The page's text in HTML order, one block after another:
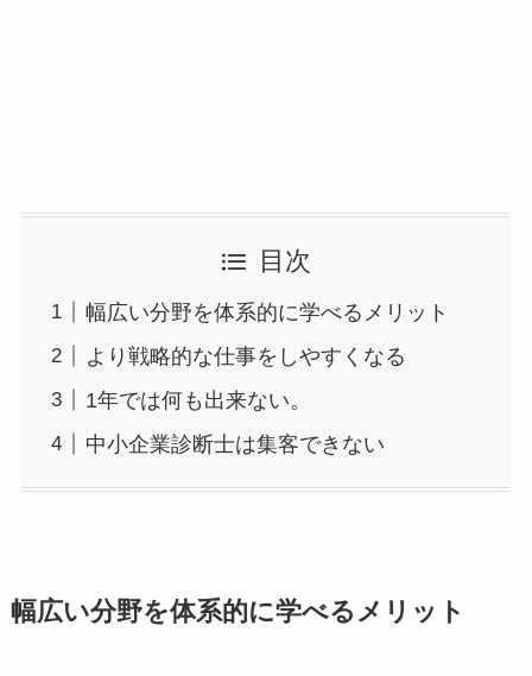
目次
幅広い分野を体系的に学べるメリット
より戦略的な仕事をしやすくなる
1年では何も出来ない。
中小企業診断士は集客できない
幅広い分野を体系的に学べるメリット